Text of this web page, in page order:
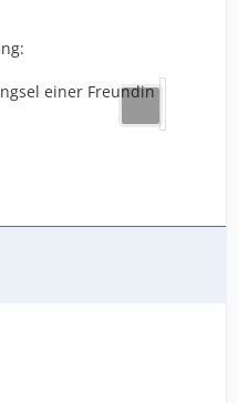
einer Freundin